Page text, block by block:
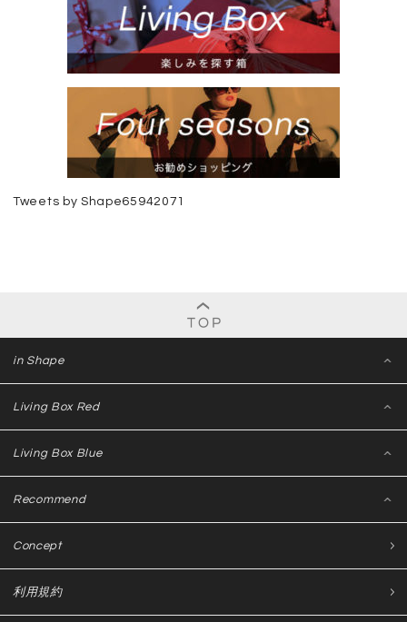
Tweets by Shape65942071
in Shape
Living Box Red
Living Box Blue
Recommend
Concept
利用規約